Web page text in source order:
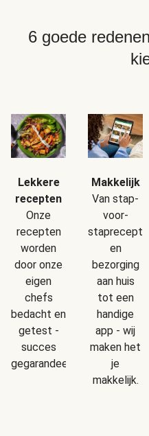
6 goede
Lekkere
recepten
Onze
recepten
worden
door onze
eigen
chefs
bedacht en
getest -
succes
gegarandeerd!
Makkelijk
Van stap-
voor-
staprecepten
en
bezorging
aan huis
tot een
handige
app - wij
maken het
je
makkelijk.